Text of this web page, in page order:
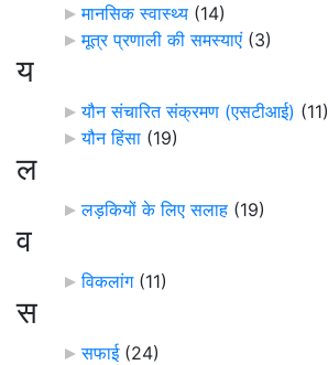
मानसिक स्वास्थ्य (14)
मूत्र प्रणाली की समस्याएं‎ (3)
य
यौन संचारित संक्रमण (एसटीआई) (11)
यौन हिंसा (19)
ल
लड़कियों के लिए सलाह (19)
व
विकलांग‎ (11)
स
सफाई‎ (24)